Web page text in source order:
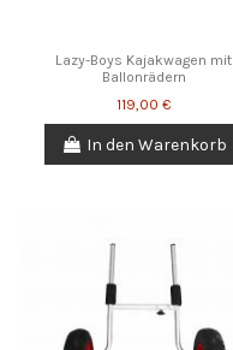
Lazy-Boys Kajakwagen mit
Ballonrädern
119,00 €
In den Warenkorb